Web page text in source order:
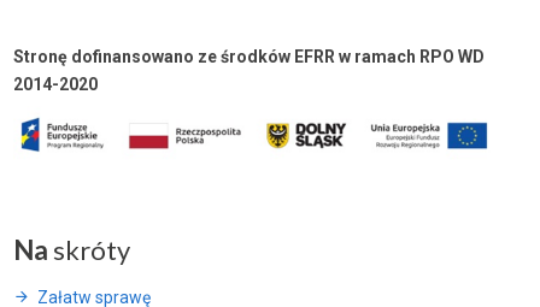
Stronę dofinansowano ze środków EFRR w ramach RPO WD
2014-2020
Na skróty
Załatw sprawę